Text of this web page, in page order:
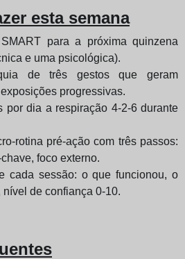
esta semana
para a próxima quinzena
e uma psicológica).
de três gestos que geram
progressivas.
por dia a respiração 4-2-6 durante
rotina pré-ação com três passos:
foco externo.
cada sessão: o que funcionou, o
de confiança 0-10.